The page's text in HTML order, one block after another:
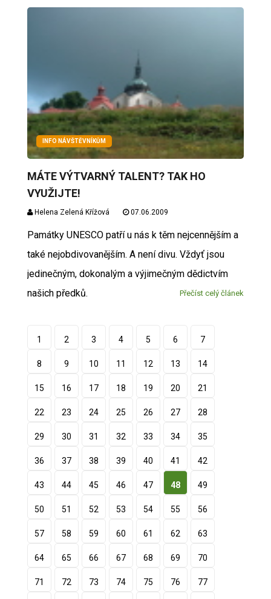
INFO NÁVŠTĚVNÍKŮM
MÁTE VÝTVARNÝ TALENT? TAK HO
VYUŽIJTE!
Helena Zelená Křížová 07.06.2009
Památky UNESCO patří u nás k těm nejcennějším a
také nejobdivovanějším. A není divu. Vždyť jsou
jedinečným, dokonalým a výjimečným dědictvím
našich předků.
Přečíst celý článek
1 2 3 4 5 6 7
8 9 10 11 12 13 14
15 16 17 18 19 20 21
22 23 24 25 26 27 28
29 30 31 32 33 34 35
36 37 38 39 40 41 42
43 44 45 46 47 48 49
50 51 52 53 54 55 56
57 58 59 60 61 62 63
64 65 66 67 68 69 70
71 72 73 74 75 76 77